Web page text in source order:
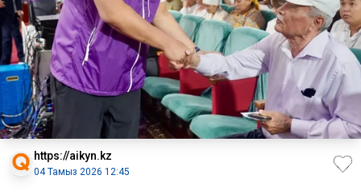
https://aikyn.kz
04 Тамыз 2026 12:45